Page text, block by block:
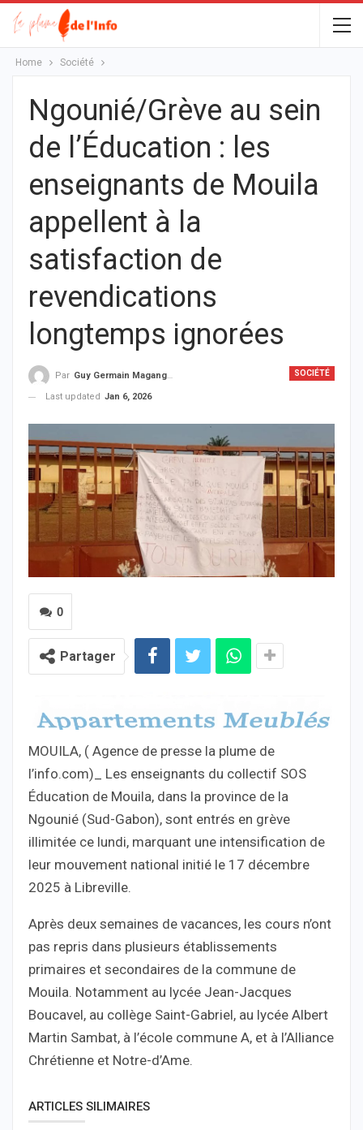
Home Société
Ngounié/Grève au sein
de l’Éducation : les
enseignants de Mouila
appellent à la
satisfaction de
revendications
longtemps ignorées
SOCIÉTÉ
Par Guy Germain Maganga Nziengui
Last updated Jan 6, 2026
0
Partager
MOUILA, ( Agence de presse la plume de
l’info.com)_ Les enseignants du collectif SOS
Éducation de Mouila, dans la province de la
Ngounié (Sud-Gabon), sont entrés en grève
illimitée ce lundi, marquant une intensification de
leur mouvement national initié le 17 décembre
2025 à Libreville.
Après deux semaines de vacances, les cours n’ont
pas repris dans plusieurs établissements
primaires et secondaires de la commune de
Mouila. Notamment au lycée Jean-Jacques
Boucavel, au collège Saint-Gabriel, au lycée Albert
Martin Sambat, à l’école commune A, et à l’Alliance
Chrétienne et Notre-d’Ame.
ARTICLES SILIMAIRES